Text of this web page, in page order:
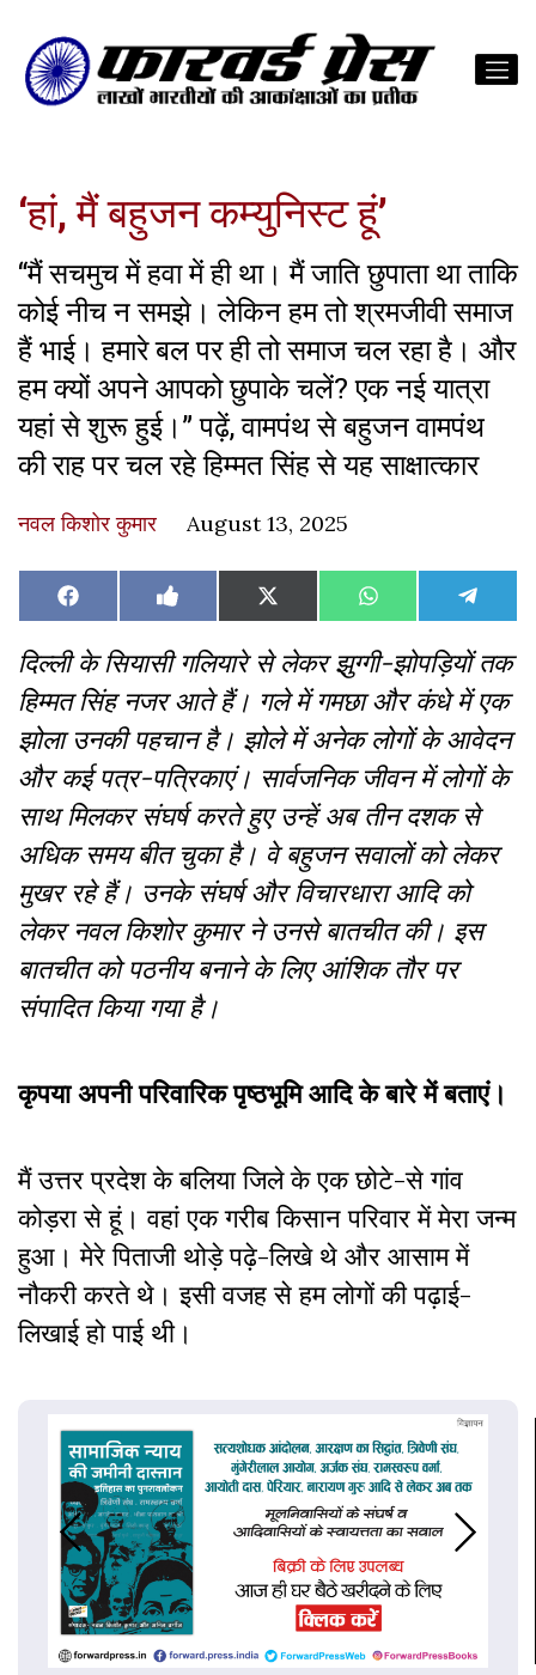
‘हां, मैं बहुजन कम्युनिस्ट हूं’
“मैं सचमुच में हवा में ही था। मैं जाति छुपाता था ताकि
कोई नीच न समझे। लेकिन हम तो श्रमजीवी समाज
हैं भाई। हमारे बल पर ही तो समाज चल रहा है। और
हम क्यों अपने आपको छुपाके चलें? एक नई यात्रा
यहां से शुरू हुई।” पढ़ें, वामपंथ से बहुजन वामपंथ
की राह पर चल रहे हिम्मत सिंह से यह साक्षात्कार
नवल किशोर कुमार August 13, 2025
Share
on
Facebook Share
on
Like
on
Facebook
Share
on
X
(Twitter)
Share
on
WhatsAppShare
on
दिल्ली के सियासी गलियारे से लेकर झुग्गी-झोपड़ियों तक
हिम्मत सिंह नजर आते हैं। गले में गमछा और कंधे में एक
झोला उनकी पहचान है। झोले में अनेक लोगों के आवेदन
और कई पत्र-पत्रिकाएं। सार्वजनिक जीवन में लोगों के
साथ मिलकर संघर्ष करते हुए उन्हें अब तीन दशक से
अधिक समय बीत चुका है। वे बहुजन सवालों को लेकर
मुखर रहे हैं। उनके संघर्ष और विचारधारा आदि को
लेकर नवल किशोर कुमार ने उनसे बातचीत की। इस
बातचीत को पठनीय बनाने के लिए आंशिक तौर पर
संपादित किया गया है।
कृपया अपनी परिवारिक पृष्ठभूमि आदि के बारे में बताएं।
मैं उत्तर प्रदेश के बलिया जिले के एक छोटे-से गांव
कोड़रा से हूं। वहां एक गरीब किसान परिवार में मेरा जन्म
हुआ। मेरे पिताजी थोड़े पढ़े-लिखे थे और आसाम में
नौकरी करते थे। इसी वजह से हम लोगों की पढ़ाई-
लिखाई हो पाई थी।